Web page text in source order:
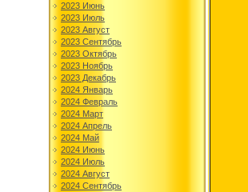
2023 Июнь
2023 Июль
2023 Август
2023 Сентябрь
2023 Октябрь
2023 Ноябрь
2023 Декабрь
2024 Январь
2024 Февраль
2024 Март
2024 Апрель
2024 Май
2024 Июнь
2024 Июль
2024 Август
2024 Сентябрь